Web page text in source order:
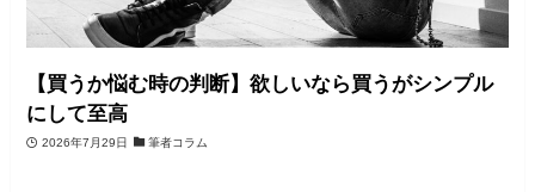
【買うか悩む時の判断】欲しいなら買うがシンプル
にして至高
2026年7月29日 筆者コラム